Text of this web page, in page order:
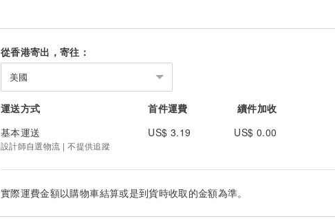
從香港寄出，寄往：
美國
運送方式 首件運費
續件加收
基本運送
US$ 3.19 US$ 0.00
設計師自選物流 | 不提供追蹤
實際運費金額以購物車結算或是到貨時收取的金額為準。